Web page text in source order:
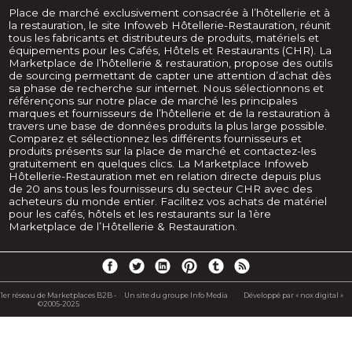
Place de marché exclusivement consacrée à l’hôtellerie et à
la restauration, le site Infoweb Hôtellerie-Restauration, réunit
tous les fabricants et distributeurs de produits, matériels et
équipements pour les Cafés, Hôtels et Restaurants (CHR). La
Marketplace de l’hôtellerie & restauration, propose des outils
de sourcing permettant de capter une attention d’achat dès
sa phase de recherche sur internet. Nous sélectionnons et
référençons sur notre place de marché les principales
marques et fournisseurs de l’hôtellerie et de la restauration à
travers une base de données produits la plus large possible.
Comparez et sélectionnez les différents fournisseurs et
produits présents sur la place de marché et contactez-les
gratuitement en quelques clics. La Marketplace Infoweb
Hôtellerie-Restauration met en relation directe depuis plus
de 20 ans tous les fournisseurs du secteur CHR avec des
acheteurs du monde entier. Facilitez vos achats de matériel
pour les cafés, hôtels et les restaurants sur la 1ère
Marketplace de l’Hôtellerie & Restauration.
1er réseau de Marketplaces B2B -
©2005-2025
Un site du groupe Info Media Développé par « nox digital »